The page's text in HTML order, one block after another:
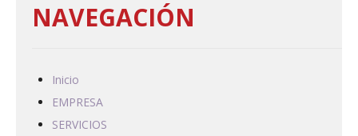
NAVEGACIÓN
Inicio
EMPRESA
SERVICIOS